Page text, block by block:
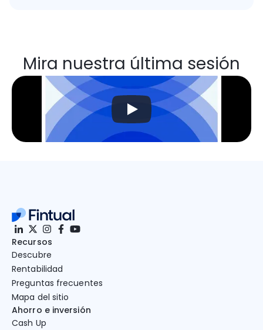
Mira nuestra última sesión
Recursos
Descubre
Rentabilidad
Preguntas frecuentes
Mapa del sitio
Ahorro e inversión
Cash Up